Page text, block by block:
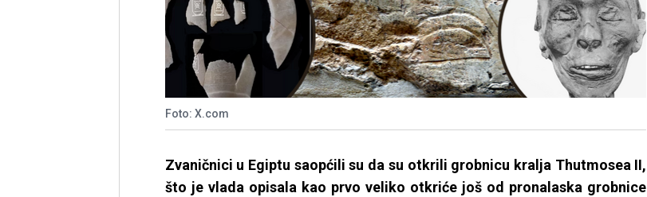
Foto: X.com
Zvaničnici u Egiptu saopćili su da su otkrili grobnicu kralja Thutmosea II,
što je vlada opisala kao prvo veliko otkriće još od pronalaska grobnice